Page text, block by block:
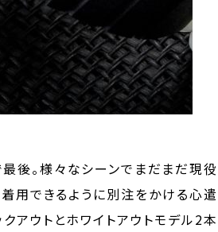
後。様々なシーンでまだまだ現役
用できるように別注をかける心遣
アウトとホワイトアウトモデル2本